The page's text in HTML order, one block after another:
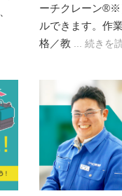
ーチクレーン®※
ルできます。作
格／教 ... 続きを